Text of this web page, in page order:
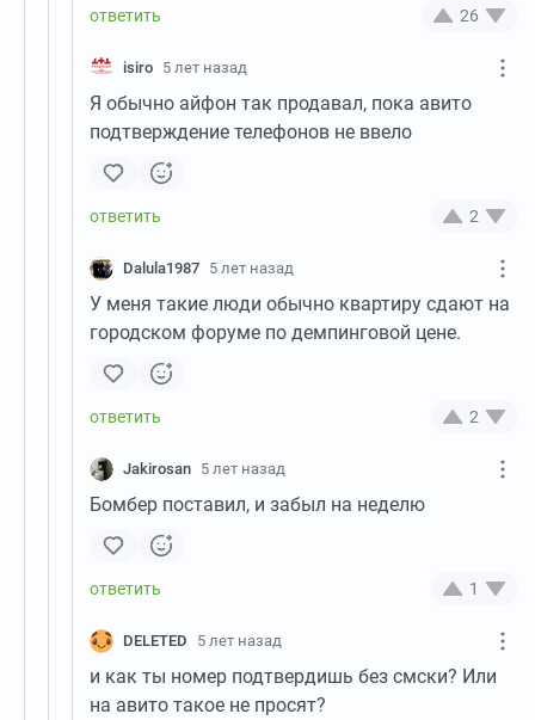
26
isiro 5 лет назад
Я обычно айфон так продавал, пока авито
подтверждение телефонов не ввело
2
Dalula1987 5 лет назад
У меня такие люди обычно квартиру сдают на
городском форуме по демпинговой цене.
2
Jakirosan 5 лет назад
Бомбер поставил, и забыл на неделю
1
DELETED 5 лет назад
и как ты номер подтвердишь без смски? Или
на авито такое не просят?